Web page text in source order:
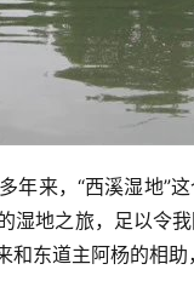
来，“西溪湿地”这
湿地之旅，足以令
东道主阿杨的相助